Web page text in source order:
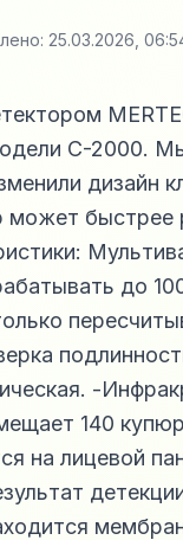
25.03.2026,
C-2000.
дизайн
может быстрее
до
-
140
на лицевой